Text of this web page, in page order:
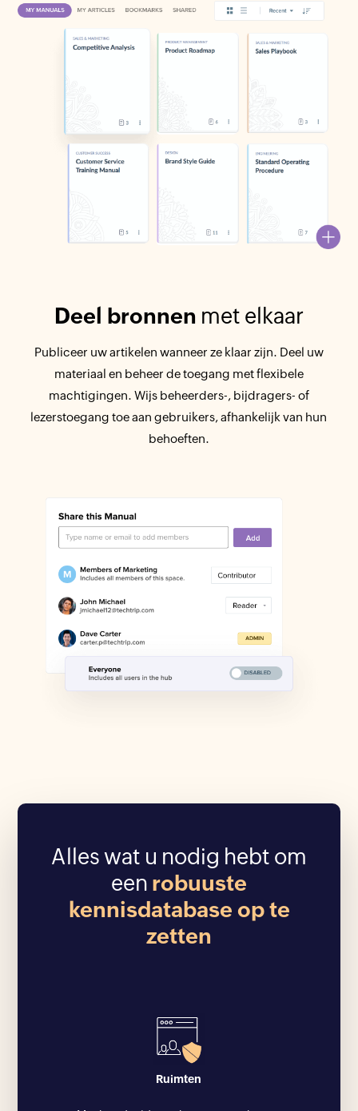
Deel bronnen met elkaar
Publiceer uw artikelen wanneer ze klaar zijn. Deel uw
materiaal en beheer de toegang met flexibele
machtigingen. Wijs beheerders-, bijdragers- of
lezerstoegang toe aan gebruikers, afhankelijk van hun
behoeften.
Alles wat u nodig hebt om
een robuuste
kennisdatabase op te
zetten
Ruimten